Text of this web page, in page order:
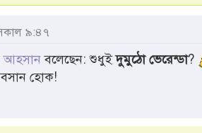
৯:৪৭
আহসানবলেছেন: শুধুইদুমুঠো ভেরেন্ডা?
হোক!